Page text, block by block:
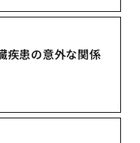
疾患の意外な関係